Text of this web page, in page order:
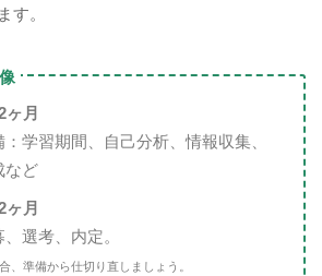
す。
ヶ月
学習期間、自己分析、情報収集、
など
ヶ月
選考、内定。
、準備から仕切り直しましょう。